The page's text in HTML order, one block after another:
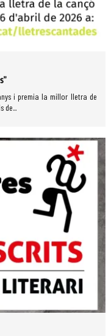
i premia la millor lletra de
de...